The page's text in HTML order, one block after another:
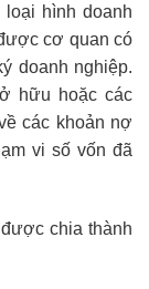
hình doanh
cơ quan có
doanh nghiệp.
hữu hoặc các
các khoản nợ
vi số vốn đã
chia thành